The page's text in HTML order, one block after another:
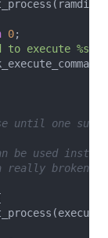
0;
to execute %s